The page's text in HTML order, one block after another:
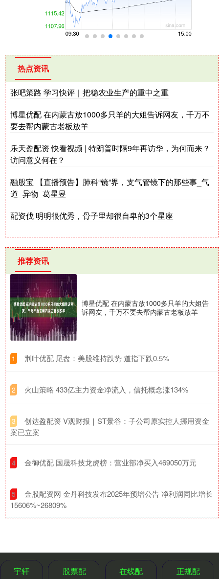
热点资讯
张吧策路 学习快评｜把稳农业生产的重中之重
博星优配 在内蒙古放1000多只羊的大姐告诉网友，千万不
要去帮内蒙古老板放羊
乐天盈配资 快看视频 | 特朗普时隔9年再访华，为何而来？
访问意义何在？
融股宝 【直播预告】肺科“镜”界，支气管镜下的那些事_气
道_异物_葛星昱
配资伐 明明很优秀，骨子里却很自卑的3个星座
推荐资讯
博星优配 在内蒙古放1000多只羊的大姐告
诉网友，千万不要去帮内蒙古老板放羊
1 ​荆叶优配 尾盘：美股维持跌势 道指下跌0.5%
2 ​火山策略 433亿主力资金净流入，信托概念涨134%
3
​创达盈配资 V观财报｜ST景谷：子公司原实控人挪用资金
案已立案
4 ​金御优配 国晟科技龙虎榜：营业部净买入469050万元
5
​金股配资网 金丹科技发布2025年预增公告 净利润同比增长
15606%~26809%
宇轩
股票配
在线配
正规配